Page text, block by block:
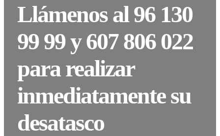
Llámenos al 96 130
99 99 y 607 806 022
para realizar
inmediatamente su
desatasco